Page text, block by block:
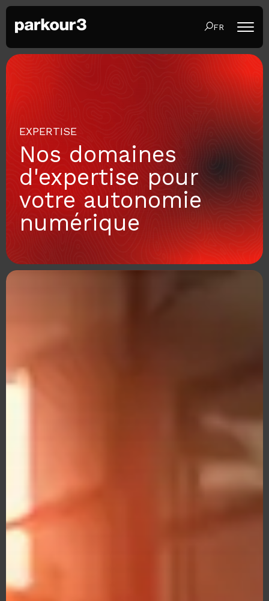
FR
EXPERTISE
Nos domaines
d'expertise pour
votre autonomie
numérique